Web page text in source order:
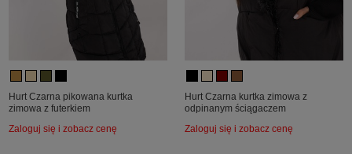
Hurt Czarna pikowana kurtka
zimowa z futerkiem
Zaloguj się i zobacz cenę
Hurt Czarna kurtka zimowa z
odpinanym ściągaczem
Zaloguj się i zobacz cenę